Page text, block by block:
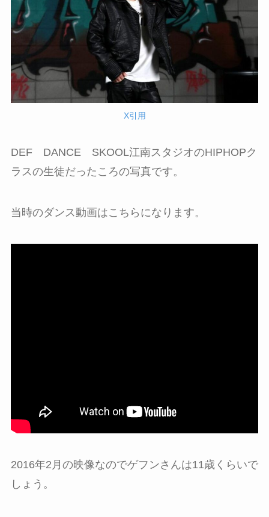
X引用
DEF DANCE SKOOL江南スタジオのHIPHOPク
ラスの生徒だったころの写真です。
当時のダンス動画はこちらになります。
2016年2月の映像なのでゲフンさんは11歳くらいで
しょう。